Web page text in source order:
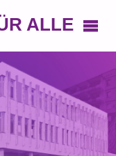
ALLE